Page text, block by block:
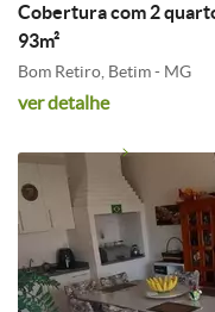
Cobertura com 2
93m²
Bom Retiro, Betim - MG
ver detalhe